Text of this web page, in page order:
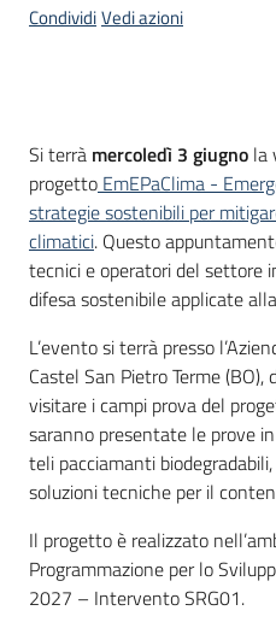
CondividiVedi azioni
Introduzione
Si terrà mercoledì 3 giugno la
progetto EmEPaClima -
strategie sostenibili per
climatici. Questo
tecnici e operatori del settore
difesa sostenibile applicate
L’evento si terrà presso
Castel San Pietro Terme
visitare i campi prova del
saranno presentate le prove
teli pacciamanti
soluzioni tecniche per il
Il progetto è realizzato
Programmazione per lo
2027 – Intervento SRG01.